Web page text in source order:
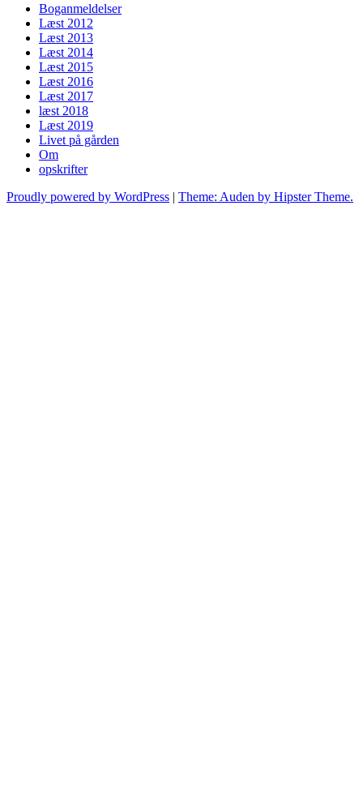
Boganmeldelser
Læst 2012
Læst 2013
Læst 2014
Læst 2015
Læst 2016
Læst 2017
læst 2018
Læst 2019
Livet på gården
Om
opskrifter
Proudly powered by WordPress | Theme: Auden by Hipster Theme.